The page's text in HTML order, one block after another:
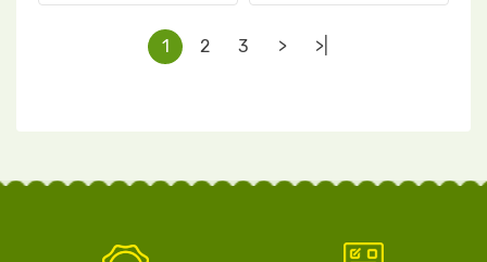
1 2 3 > >|